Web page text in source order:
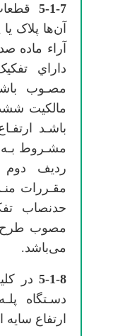
5-1-7
آنﻫﺎ ﭘﻼک
آراء ﻣﺎده
داراي
ﻣﺼـﻮب
ﻣﺎﻟﻜﻴﺖ
ﺑﺎﺷـﺪ
ﻣﺸـﺮوط ﺑـﻪ
ردﻳﻒ
ﻣﻘـﺮرات
ﺣﺪﻧﺼﺎب
ﻣﺼﻮب ﻃﺮح
میﺑﺎﺷﺪ.
5-1-8 در
دﺳـﺘﮕﺎه
ارﺗﻔﺎع